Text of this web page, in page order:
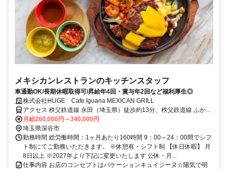
メキシカンレストランのキッチンスタッフ
車通勤OK/長期休暇取得可/昇給年4回・賞与年2回など福利厚生◎
株式会社HUGE Cafe Iguana MEXICAN GRILL
アクセス 秩父鉄道線 永田（埼玉県）徒歩約13分、秩父鉄道線 ふかや
花園徒歩約15分
月給260,000円～340,000円
埼玉県深谷市
勤務時間 総労働時間：1ヶ月あたり160時間 9：00～24：00間でシフ
ト制にてご勤務いただきます。 ※休憩有・シフト制 【休日休暇】 月
8日以上 ※2027年より下記に変更いたします 公休・月...
仕事内容 お店のコンセプトはバケーションキュイジーヌ☆陽気で明